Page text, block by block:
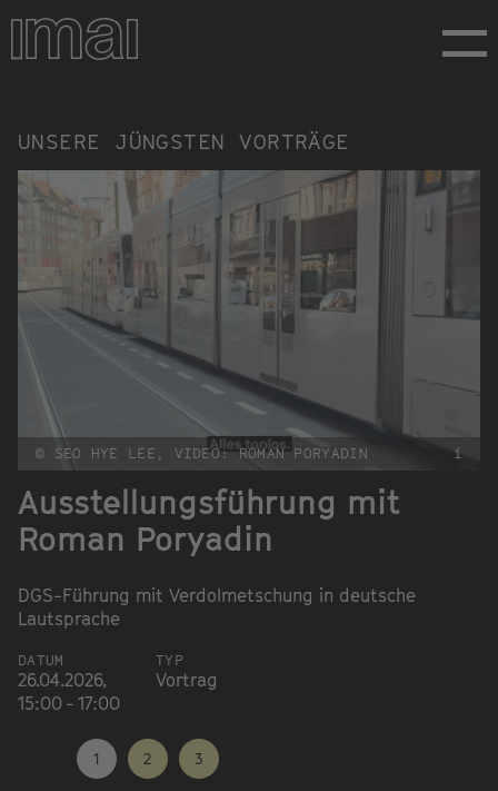
Direkt
zum
Inhalt
UNSERE JÜNGSTEN VORTRÄGE
© SEO HYE LEE, VIDEO: ROMAN PORYADIN i
DATUM
26.04.2026,
15:00 - 17:00
TYP
Vortrag
Ausstellungsführung mit
Roman Poryadin
DGS-Führung mit Verdolmetschung in deutsche
Lautsprache
1 2 3